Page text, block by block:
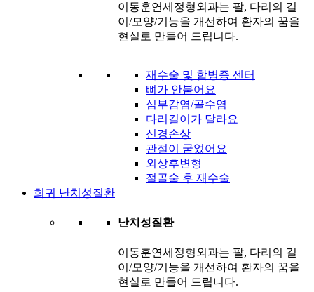
이동훈연세정형외과는 팔, 다리의 길
이/모양/기능을 개선하여 환자의 꿈을
현실로 만들어 드립니다.
재수술 및 합병증 센터
뼈가 안붙어요
심부감염/골수염
다리길이가 달라요
신경손상
관절이 굳었어요
외상후변형
절골술 후 재수술
희귀 난치성질환
난치성질환
이동훈연세정형외과는 팔, 다리의 길
이/모양/기능을 개선하여 환자의 꿈을
현실로 만들어 드립니다.